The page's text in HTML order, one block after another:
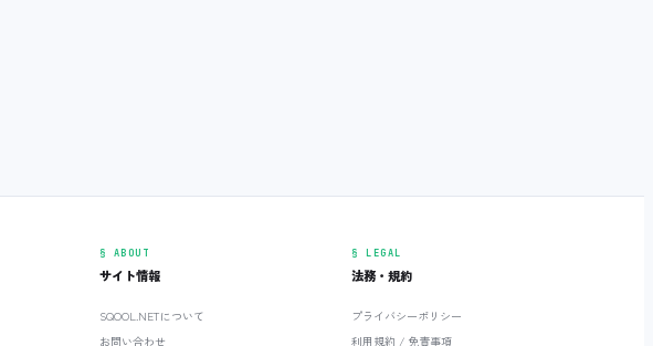
§ ABOUT
サイト情報
SQOOL.NETについて
お問い合わせ
§ LEGAL
法務・規約
プライバシーポリシー
利用規約 / 免責事項